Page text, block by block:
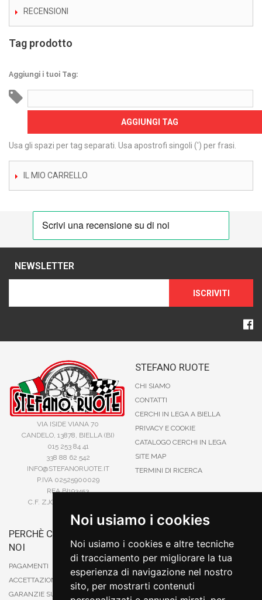
Noi usiamo i cookies
Noi usiamo i cookies e altre tecniche
di tracciamento per migliorare la tua
esperienza di navigazione nel nostro
sito, per mostrarti contenuti
RECENSIONI
Tag prodotto
Aggiungi i tuoi Tag:
AGGIUNGI TAG
Usa gli spazi per tag separati. Usa apostrofi singoli (') per frasi.
IL MIO CARRELLO
NEWSLETTER
ISCRIVITI
VIA ISIDE VIANA 70
CANDELO, 13878, BIELLA (BI)
015 253 84 41
338 88 62 542
INFO@STEFANORUOTE.IT
P.IVA 02525900029
REA BI193453
C.F. ZJOSFN73H14A859X
STEFANO RUOTE
CHI SIAMO
CONTATTI
CERCHI IN LEGA A BIELLA
PRIVACY E COOKIE
CATALOGO CERCHI IN LEGA
SITE MAP
TERMINI DI RICERCA
PERCHÈ COMPRARE DA
NOI
PAGAMENTI
ACCETTAZIONE DEGLI ORDINI
GARANZIE SUI PRODOTTI
CARTA DI CREDITO
PAYPAL
CONTRASSEGNO
POSTEPAY